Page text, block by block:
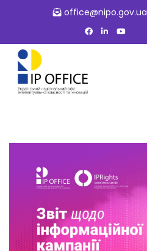
office@nipo.gov.ua